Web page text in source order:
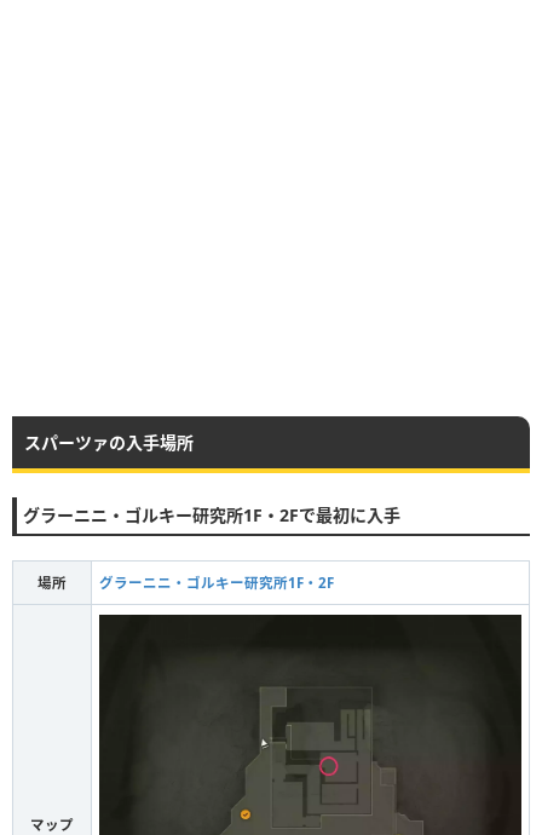
スパーツァの入手場所
グラーニニ・ゴルキー研究所1F・2Fで最初に入手
場所 グラーニニ・ゴルキー研究所1F・2F
マップ